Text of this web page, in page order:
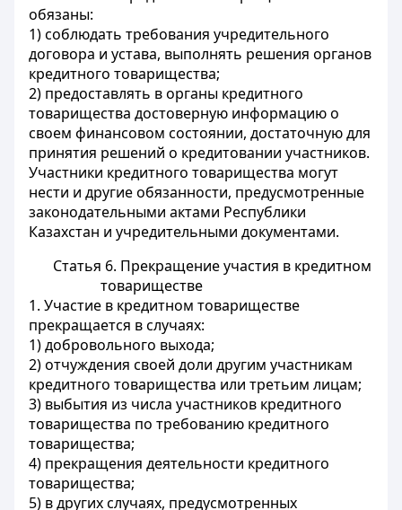
обязаны:
1) соблюдать требования учредительного
договора и устава, выполнять решения органов
кредитного товарищества;
2) предоставлять в органы кредитного
товарищества достоверную информацию о
своем финансовом состоянии, достаточную для
принятия решений о кредитовании участников.
Участники кредитного товарищества могут
нести и другие обязанности, предусмотренные
законодательными актами Республики
Казахстан и учредительными документами.
Статья 6. Прекращение участия в кредитном
товариществе
1. Участие в кредитном товариществе
прекращается в случаях:
1) добровольного выхода;
2) отчуждения своей доли другим участникам
кредитного товарищества или третьим лицам;
3) выбытия из числа участников кредитного
товарищества по требованию кредитного
товарищества;
4) прекращения деятельности кредитного
товарищества;
5) в других случаях, предусмотренных